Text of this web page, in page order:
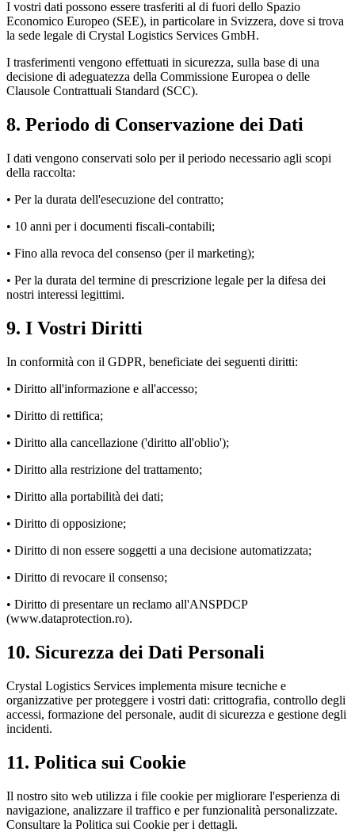
I vostri dati possono essere trasferiti al di fuori dello Spazio
Economico Europeo (SEE), in particolare in Svizzera, dove si trova
la sede legale di Crystal Logistics Services GmbH.
I trasferimenti vengono effettuati in sicurezza, sulla base di una
decisione di adeguatezza della Commissione Europea o delle
Clausole Contrattuali Standard (SCC).
8. Periodo di Conservazione dei Dati
I dati vengono conservati solo per il periodo necessario agli scopi
della raccolta:
• Per la durata dell'esecuzione del contratto;
• 10 anni per i documenti fiscali-contabili;
• Fino alla revoca del consenso (per il marketing);
• Per la durata del termine di prescrizione legale per la difesa dei
nostri interessi legittimi.
9. I Vostri Diritti
In conformità con il GDPR, beneficiate dei seguenti diritti:
• Diritto all'informazione e all'accesso;
• Diritto di rettifica;
• Diritto alla cancellazione ('diritto all'oblio');
• Diritto alla restrizione del trattamento;
• Diritto alla portabilità dei dati;
• Diritto di opposizione;
• Diritto di non essere soggetti a una decisione automatizzata;
• Diritto di revocare il consenso;
• Diritto di presentare un reclamo all'ANSPDCP
(www.dataprotection.ro).
10. Sicurezza dei Dati Personali
Crystal Logistics Services implementa misure tecniche e
organizzative per proteggere i vostri dati: crittografia, controllo degli
accessi, formazione del personale, audit di sicurezza e gestione degli
incidenti.
11. Politica sui Cookie
Il nostro sito web utilizza i file cookie per migliorare l'esperienza di
navigazione, analizzare il traffico e per funzionalità personalizzate.
Consultare la Politica sui Cookie per i dettagli.